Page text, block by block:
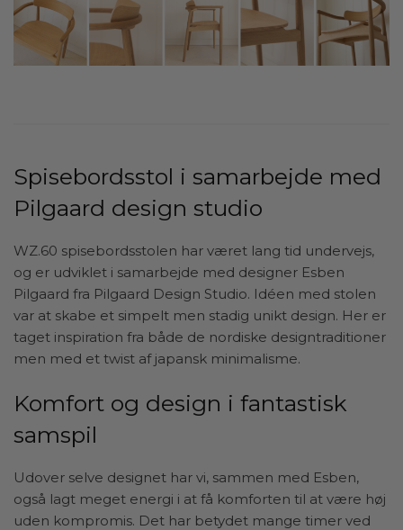
Spisebordsstol i samarbejde med
Pilgaard design studio
WZ.60 spisebordsstolen har været lang tid undervejs,
og er udviklet i samarbejde med designer Esben
Pilgaard fra Pilgaard Design Studio. Idéen med stolen
var at skabe et simpelt men stadig unikt design. Her er
taget inspiration fra både de nordiske designtraditioner
men med et twist af japansk minimalisme.
Komfort og design i fantastisk
samspil
Udover selve designet har vi, sammen med Esben,
også lagt meget energi i at få komforten til at være høj
uden kompromis. Det har betydet mange timer ved